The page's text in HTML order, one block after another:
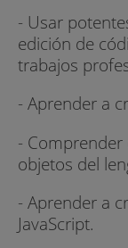
- Usar
edición de
trabajos
- Aprender a
- Comprender
objetos del
- Aprender a
JavaScript.